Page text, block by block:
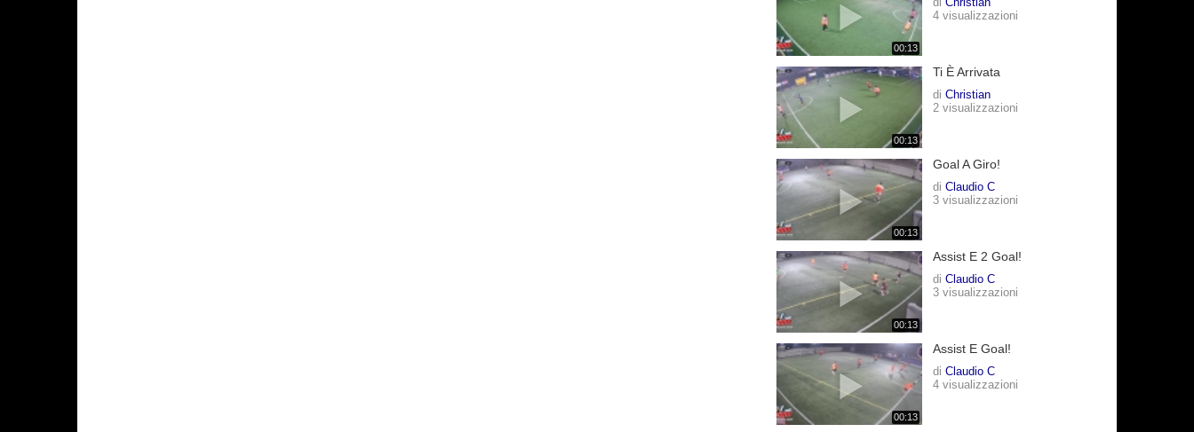
00:13
4 visualizzazioni
00:13
Ti È Arrivata
di Christian
2 visualizzazioni
00:13
Goal A Giro!
di Claudio C
3 visualizzazioni
00:13
Assist E 2 Goal!
di Claudio C
3 visualizzazioni
00:13
Assist E Goal!
di Claudio C
4 visualizzazioni